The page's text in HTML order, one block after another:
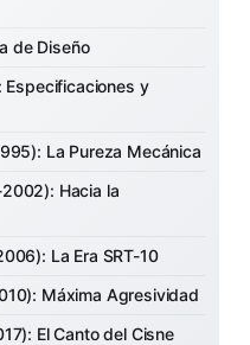
de Diseño
Especificaciones y
La Pureza Mecánica
Hacia la
La Era SRT-10
Máxima Agresividad
El Canto del Cisne